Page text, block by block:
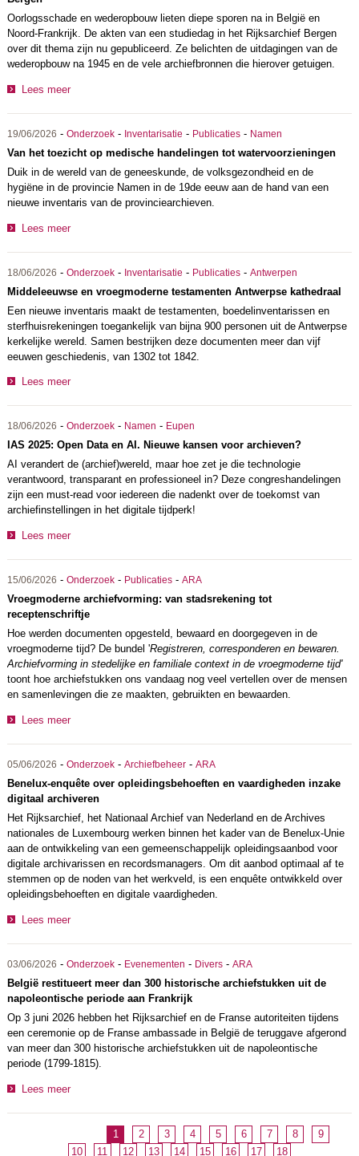
Oorlogsschade en wederopbouw lieten diepe sporen na in België en
Noord-Frankrijk. De akten van een studiedag in het Rijksarchief Bergen
over dit thema zijn nu gepubliceerd. Ze belichten de uitdagingen van de
wederopbouw na 1945 en de vele archiefbronnen die hierover getuigen.
Lees meer
19/06/2026 - Onderzoek- Inventarisatie - Publicaties- Namen
Van het toezicht op medische handelingen tot watervoorzieningen
Duik in de wereld van de geneeskunde, de volksgezondheid en de
hygiëne in de provincie Namen in de 19de eeuw aan de hand van een
nieuwe inventaris van de provinciearchieven.
Lees meer
18/06/2026 - Onderzoek- Inventarisatie - Publicaties- Antwerpen
Middeleeuwse en vroegmoderne testamenten Antwerpse kathedraal
Een nieuwe inventaris maakt de testamenten, boedelinventarissen en
sterfhuisrekeningen toegankelijk van bijna 900 personen uit de Antwerpse
kerkelijke wereld. Samen bestrijken deze documenten meer dan vijf
eeuwen geschiedenis, van 1302 tot 1842.
Lees meer
18/06/2026 - Onderzoek- Namen - Eupen
IAS 2025: Open Data en AI. Nieuwe kansen voor archieven?
AI verandert de (archief)wereld, maar hoe zet je die technologie
verantwoord, transparant en professioneel in? Deze congreshandelingen
zijn een must-read voor iedereen die nadenkt over de toekomst van
archiefinstellingen in het digitale tijdperk!
Lees meer
15/06/2026 - Onderzoek- Publicaties- ARA
Vroegmoderne archiefvorming: van stadsrekening tot
receptenschriftje
Hoe werden documenten opgesteld, bewaard en doorgegeven in de
vroegmoderne tijd? De bundel 'Registreren, corresponderen en bewaren.
Archiefvorming in stedelijke en familiale context in de vroegmoderne tijd'
toont hoe archiefstukken ons vandaag nog veel vertellen over de mensen
en samenlevingen die ze maakten, gebruikten en bewaarden.
Lees meer
05/06/2026 - Onderzoek- Archiefbeheer- ARA
Benelux-enquête over opleidingsbehoeften en vaardigheden inzake
digitaal archiveren
Het Rijksarchief, het Nationaal Archief van Nederland en de Archives
nationales de Luxembourg werken binnen het kader van de Benelux-Unie
aan de ontwikkeling van een gemeenschappelijk opleidingsaanbod voor
digitale archivarissen en recordsmanagers. Om dit aanbod optimaal af te
stemmen op de noden van het werkveld, is een enquête ontwikkeld over
opleidingsbehoeften en digitale vaardigheden.
Lees meer
03/06/2026 - Onderzoek- Evenementen - Divers- ARA
België restitueert meer dan 300 historische archiefstukken uit de
napoleontische periode aan Frankrijk
Op 3 juni 2026 hebben het Rijksarchief en de Franse autoriteiten tijdens
een ceremonie op de Franse ambassade in België de teruggave afgerond
van meer dan 300 historische archiefstukken uit de napoleontische
periode (1799-1815).
Lees meer
1 2 3 4 5 6 7 8
9
10
11 12 13 14 15 16 17 18